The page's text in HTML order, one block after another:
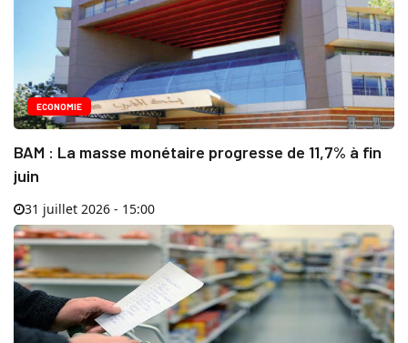
ECONOMIE
BAM : La masse monétaire progresse de 11,7% à fin
juin
31 juillet 2026 - 15:00